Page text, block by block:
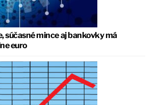
súčasné mince aj bankovky má
euro